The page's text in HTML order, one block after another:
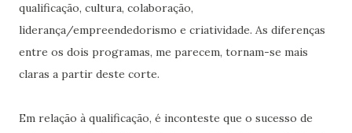
qualificação, cultura, colaboração,
liderança/empreendedorismo e criatividade. As diferenças
entre os dois programas, me parecem, tornam-se mais
claras a partir deste corte.
Em relação à qualificação, é inconteste que o sucesso de